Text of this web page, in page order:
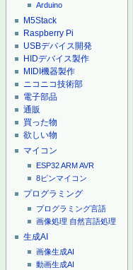
Arduino
M5Stack
Raspberry Pi
USBデバイス開発
HIDデバイス製作
MIDI機器製作
ニコニコ技術部
電子部品
通販
買った物
欲しい物
マイコン
ESP32ARMAVR
8ピンマイコン
プログラミング
プログラミング言語
画像処理 自然言語処理
生成AI
画像生成AI
動画生成AI